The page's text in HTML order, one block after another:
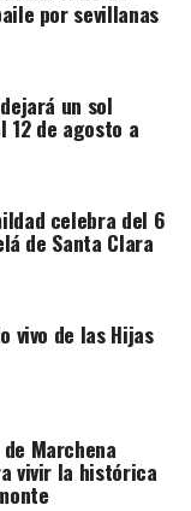
por sevillanas
un sol
de agosto a
celebra del 6
de Santa Clara
vivo de las Hijas
Marchena
vivir la histórica